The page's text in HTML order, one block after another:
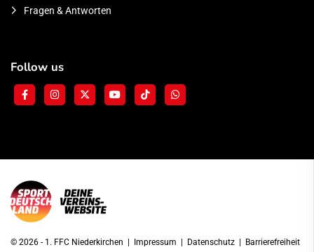
Fragen & Antworten
Follow us
© 2026 - 1. FFC Niederkirchen | Impressum | Datenschutz | Barrierefreiheit